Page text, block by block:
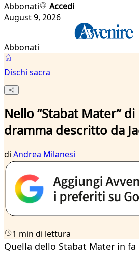
Abbonati
Accedi
August 9, 2026
Abbonati
Dischi sacra
Nello “Stabat Mater”
dramma descritto da
di Andrea Milanesi
1 min di lettura
Quella dello Stabat Mater in